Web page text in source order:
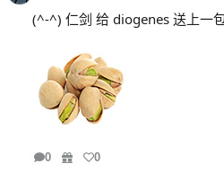
(^-^) 仁剑 给 diogenes 送上一包
0 0